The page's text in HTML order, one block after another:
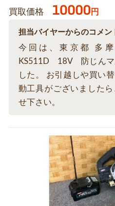
買取価格 10000円
担当バイヤーからのコメン
今回は、東京都 多
KS511D 18V 防じんマ
した。 お引越しや買い
動工具がございました
せ下さい。